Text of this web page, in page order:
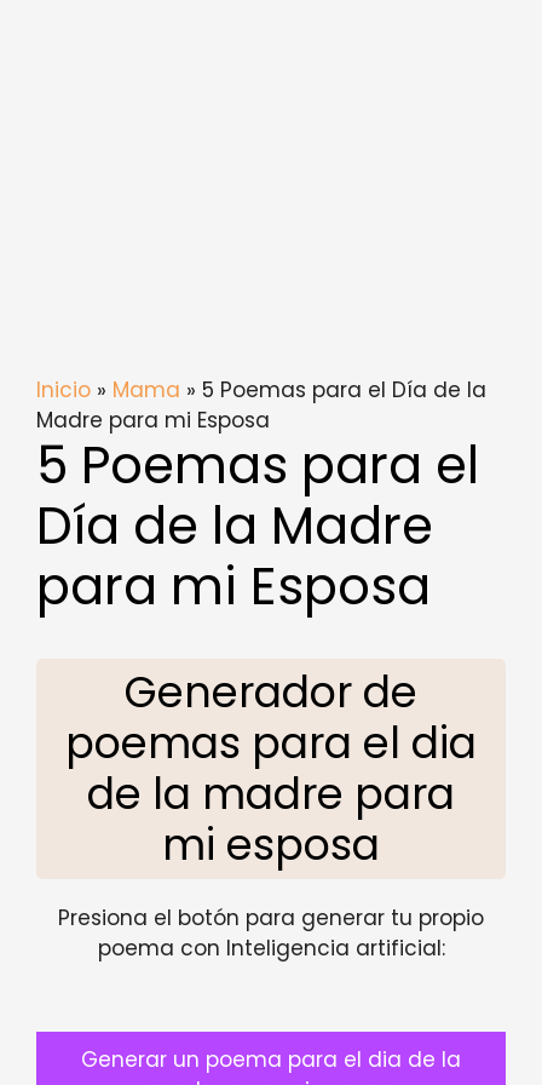
Inicio » Mama » 5 Poemas para el Día de la
Madre para mi Esposa
5 Poemas para el
Día de la Madre
para mi Esposa
Generador de
poemas para el dia
de la madre para
mi esposa
Presiona el botón para generar tu propio
poema con Inteligencia artificial:
Generar un poema para el dia de la